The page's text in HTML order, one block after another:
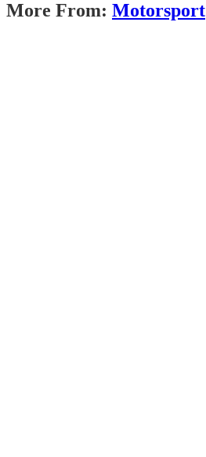
More From: Motorsport